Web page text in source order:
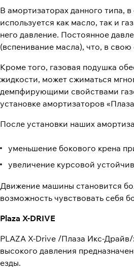
В амортизаторах данного типа,
используется как масло, так и
него давление. Постоянное
(вспенивание масла), что, в
Кроме того, газовая подушка
жидкости, может сжиматься
демпфирующими свойствами
установке амортизаторов
После установки наших
уменьшение бокового крена
увеличение курсовой
Движение машины становится
возможность чувствовать себя
Plaza X-DRIVE
PLAZA X-Drive /Плаза Икс-
высокого давления
езды.